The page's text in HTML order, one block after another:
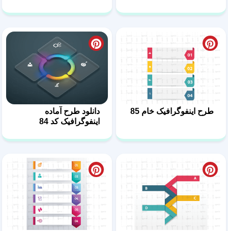
طرح اینفوگرافیک خام 85
دانلود طرح آماده
اینفوگرافیک کد 84